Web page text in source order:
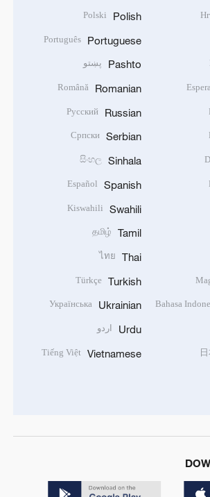
Bahasa
Polish
Polski
Portuguese
Português
Pashto پښتو
Romanian
Română
Russian
Русский
Serbian
Српски
Sinhala
සිංහල
Spanish
Español
Swahili
Kiswahili
Tamil
தமிழ்
Thai
ไทย
Turkish
Türkçe
Ukrainian
Українська
Urdu اردو
Vietnamese
Tiếng Việt